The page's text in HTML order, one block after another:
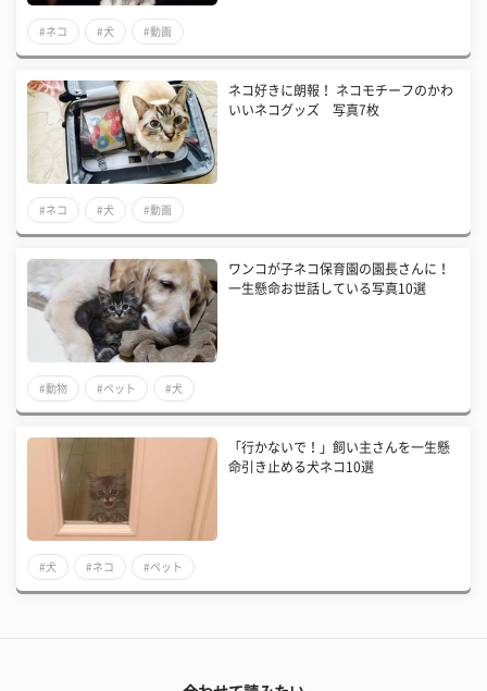
#ネコ #犬 #動画
ネコ好きに朗報！ ネコモチーフのかわ
いいネコグッズ 写真7枚
#ネコ #犬 #動画
ワンコが子ネコ保育園の園長さんに！
一生懸命お世話している写真10選
#動物 #ペット #犬
「行かないで！」飼い主さんを一生懸
命引き止める犬ネコ10選
#犬 #ネコ #ペット